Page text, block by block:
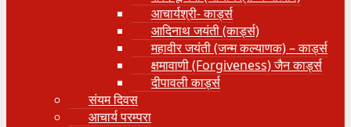
आचार्यश्री- कार्ड्स
आदिनाथ जयंती (कार्ड्स)
महावीर जयंती (जन्म कल्याणक) – कार्ड्स
क्षमावाणी (Forgiveness) जैन कार्ड्स
दीपावली कार्ड्स
संयम दिवस
आचार्य परम्परा